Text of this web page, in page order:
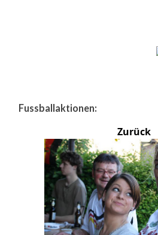
Fussballaktionen:
Zurück